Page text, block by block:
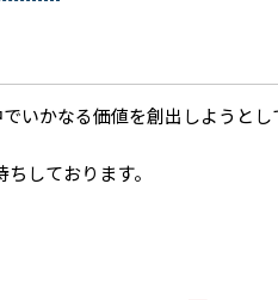
いかなる価値を創出しようと
しております。